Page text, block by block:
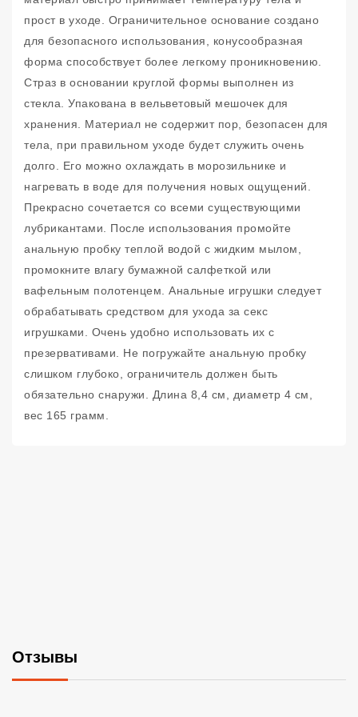
прост в уходе. Ограничительное основание создано
для безопасного использования, конусообразная
форма способствует более легкому проникновению.
Страз в основании круглой формы выполнен из
стекла. Упакована в вельветовый мешочек для
хранения. Материал не содержит пор, безопасен для
тела, при правильном уходе будет служить очень
долго. Его можно охлаждать в морозильнике и
нагревать в воде для получения новых ощущений.
Прекрасно сочетается со всеми существующими
лубрикантами. После использования промойте
анальную пробку теплой водой с жидким мылом,
промокните влагу бумажной салфеткой или
вафельным полотенцем. Анальные игрушки следует
обрабатывать средством для ухода за секс
игрушками. Очень удобно использовать их с
презервативами. Не погружайте анальную пробку
слишком глубоко, ограничитель должен быть
обязательно снаружи. Длина 8,4 см, диаметр 4 см,
вес 165 грамм.
Отзывы